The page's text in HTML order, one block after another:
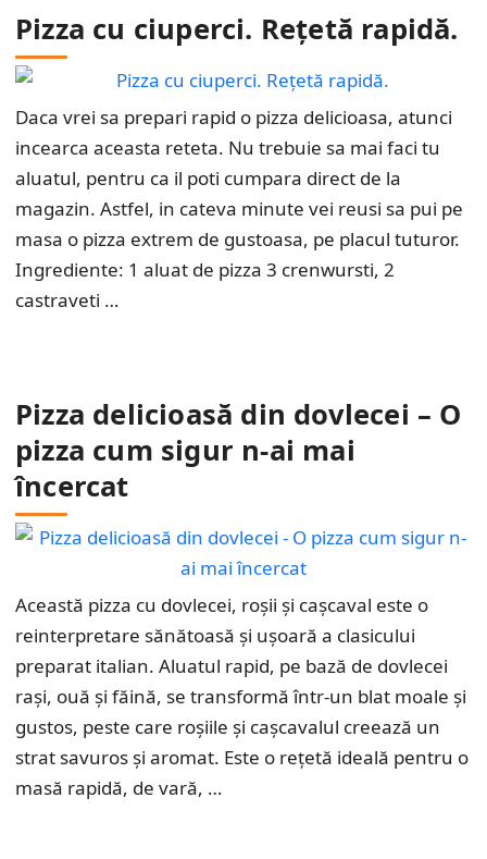
Pizza cu ciuperci. Rețetă rapidă.
Daca vrei sa prepari rapid o pizza delicioasa, atunci
incearca aceasta reteta. Nu trebuie sa mai faci tu
aluatul, pentru ca il poti cumpara direct de la
magazin. Astfel, in cateva minute vei reusi sa pui pe
masa o pizza extrem de gustoasa, pe placul tuturor.
Ingrediente: 1 aluat de pizza 3 crenwursti, 2
castraveti …
Pizza delicioasă din dovlecei – O
pizza cum sigur n-ai mai
încercat
Această pizza cu dovlecei, roșii și cașcaval este o
reinterpretare sănătoasă și ușoară a clasicului
preparat italian. Aluatul rapid, pe bază de dovlecei
rași, ouă și făină, se transformă într-un blat moale și
gustos, peste care roșiile și cașcavalul creează un
strat savuros și aromat. Este o rețetă ideală pentru o
masă rapidă, de vară, …